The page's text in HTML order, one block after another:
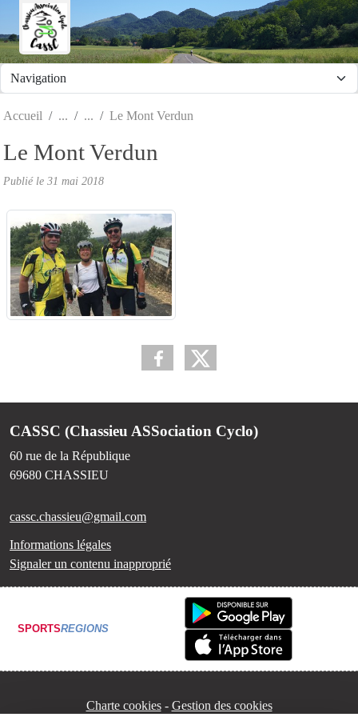
Accueil Le Mont Verdun
Le Mont Verdun
Publié le 31 mai 2018
CASSC (Chassieu ASSociation Cyclo)
60 rue de la République
69680 CHASSIEU
cassc.chassieu@gmail.com
Informations légales
Signaler un contenu inapproprié
SPORTSREGIONS
Charte cookies Gestion des cookies
Panneau de gestion des cookies